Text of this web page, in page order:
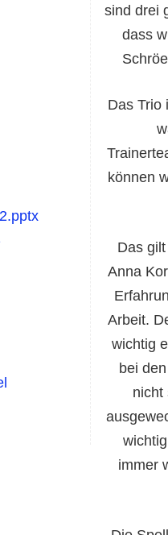
sind drei
dass
Das Trio
können
Das
Anna
Arbeit.
wichtig
bei
nicht
immer